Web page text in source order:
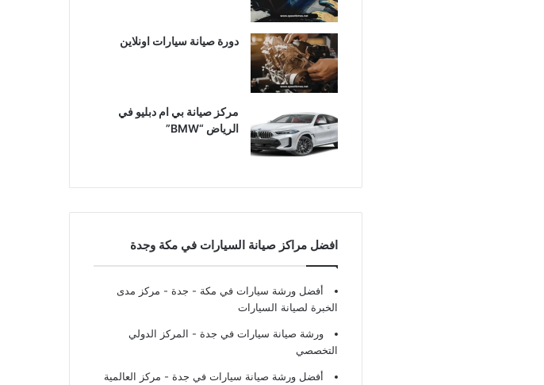
دورة صيانة سيارات اونلاين
مركز صيانة بي ام دبليو في
الرياض “BMW”
افضل مراكز صيانة السيارات في مكة وجدة
أفضل ورشة سيارات في مكة - جدة - مركز مدى
الخبرة لصيانة السيارات
ورشة صيانة سيارات في جدة - المركز الدولي
التخصصي
أفضل ورشة صيانة سيارات في جدة - مركز العالمية